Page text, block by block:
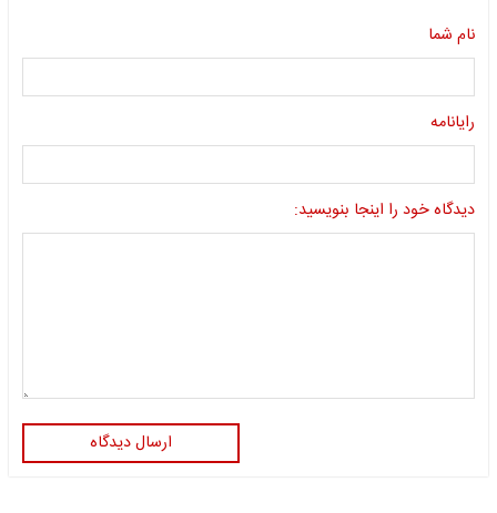
نام شما
رایانامه
دیدگاه خود را اینجا بنویسید:
ارسال دیدگاه